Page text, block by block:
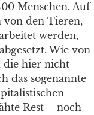
Menschen. Auf
von den Tieren,
werden,
Wie von
die hier nicht
das sogenannte
Rest – noch